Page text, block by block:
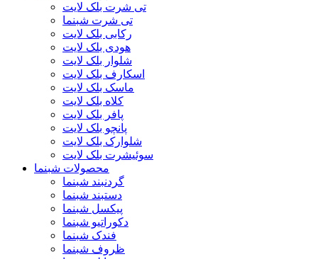
تی شرت بلک لایت
تی شرت شبنما
رکابی بلک لایت
هودی بلک لایت
شلوار بلک لایت
اسکارف بلک لایت
ماسک بلک لایت
کلاه بلک لایت
پافر بلک لایت
پانچو بلک لایت
شلوارک بلک لایت
سوئیشرت بلک لایت
محصولات شبنما
گردنبند شبنما
دستبند شبنما
پیکسل شبنما
دکوراتیو شبنما
فندک شبنما
ظروف شبنما